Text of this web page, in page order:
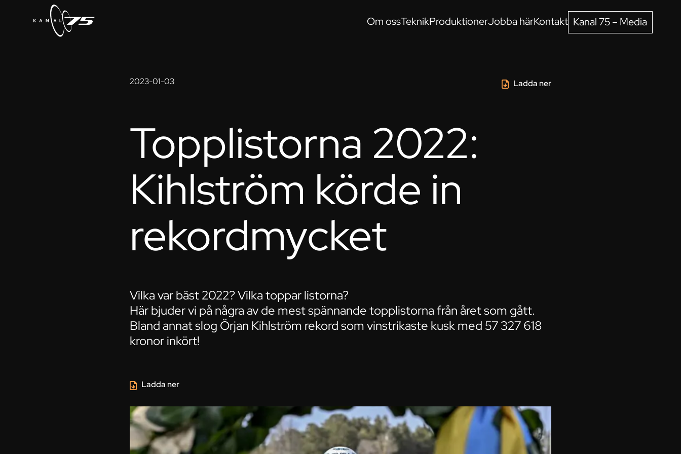
Om ossTeknikProduktionerJobba härKontakt Kanal 75 – Media
2023-01-03 Ladda ner
Topplistorna 2022:
Kihlström körde in
rekordmycket
Vilka var bäst 2022? Vilka toppar listorna?
Här bjuder vi på några av de mest spännande topplistorna från året som gått.
Bland annat slog Örjan Kihlström rekord som vinstrikaste kusk med 57 327 618
kronor inkört!
Ladda ner